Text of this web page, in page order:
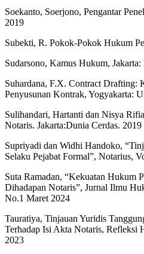
Soekanto, Soerjono, Pengantar
2019
Subekti, R. Pokok-Pokok Hukum
Sudarsono, Kamus Hukum,
Suhardana, F.X. Contract Drafting:
Penyusunan Kontrak, Yogyakarta:
Sulihandari, Hartanti dan Nisya
Notaris. Jakarta:Dunia Cerdas. 2019
Supriyadi dan Widhi Handoko,
Selaku Pejabat Formal”, Notarius,
Suta Ramadan, “Kekuatan Hukum
Dihadapan Notaris”, Jurnal Ilmu
No.1 Maret 2024
Tauratiya, Tinjauan Yuridis
Terhadap Isi Akta Notaris, Refleksi
2023